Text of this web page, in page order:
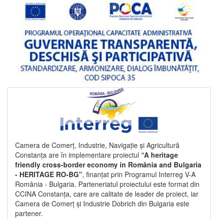
Camera de Comerț, Industrie, Navigație și Agricultură
Constanța are în implementare proiectul “A heritage
friendly cross-border economy in România and Bulgaria
- HERITAGE RO-BG”, finanțat prin Programul Interreg V-A
România - Bulgaria. Parteneriatul proiectului este format din
CCINA Constanța, care are calitate de leader de proiect, iar
Camera de Comerț și Industrie Dobrich din Bulgaria este
partener.